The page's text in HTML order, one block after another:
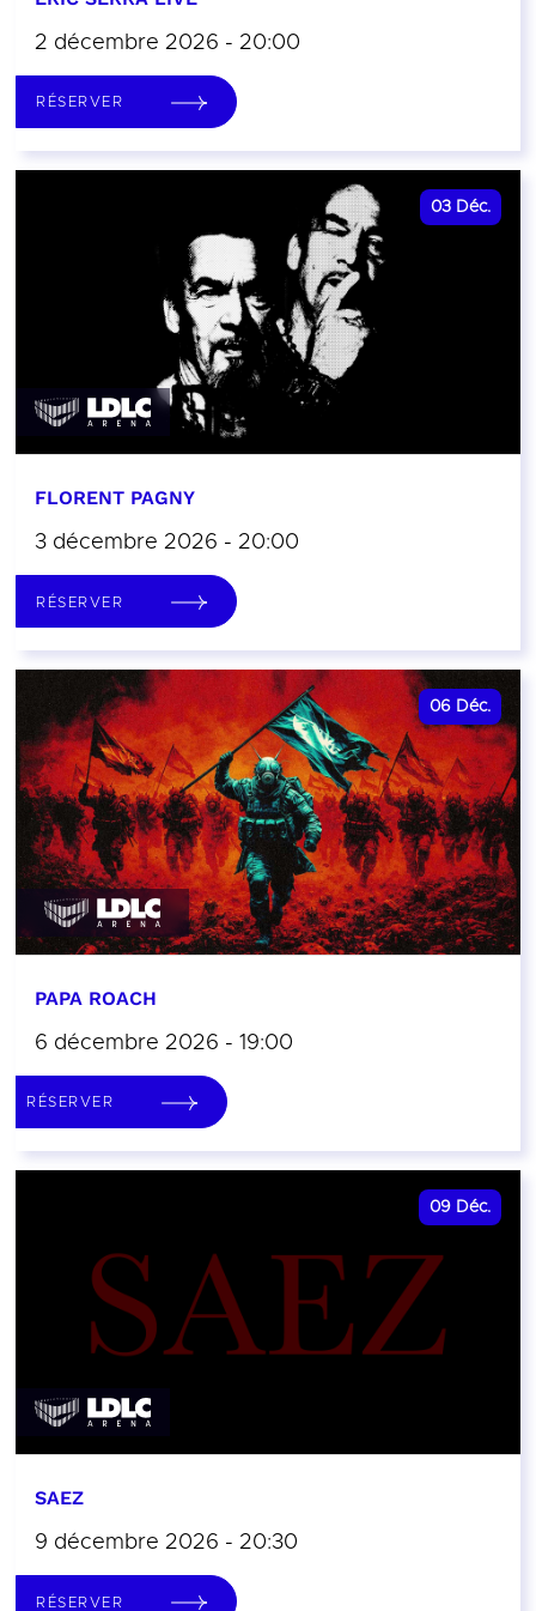
2 décembre 2026 - 20:00
RÉSERVER
03 Déc.
FLORENT PAGNY
3 décembre 2026 - 20:00
RÉSERVER
06 Déc.
PAPA ROACH
6 décembre 2026 - 19:00
RÉSERVER
09 Déc.
SAEZ
9 décembre 2026 - 20:30
RÉSERVER